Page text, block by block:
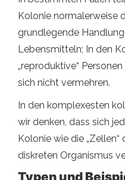
Kolonie normalerweise
grundlegende
Lebensmitteln; In den
„reproduktive“
sich nicht vermehren.
In den komplexesten
wir denken, dass sich
Kolonie wie die
diskreten Organismus
Typen und